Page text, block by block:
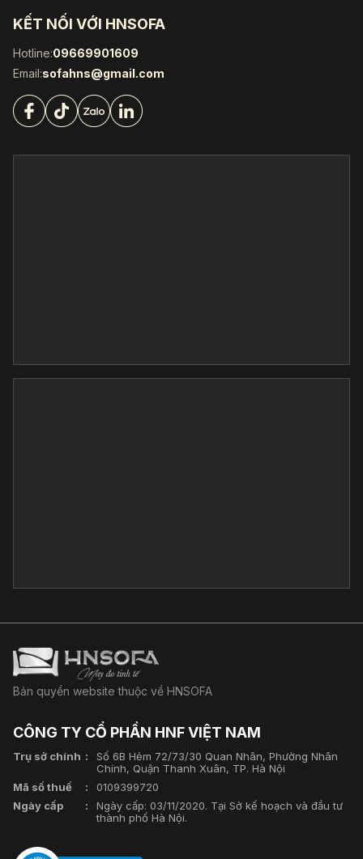
KẾT NỐI VỚI HNSOFA
Hotline:09669901609
Email:sofahns@gmail.com
Bản quyền website thuộc về HNSOFA
CÔNG TY CỔ PHẦN HNF VIỆT NAM
Trụ sở chính
Số 6B Hẻm 72/73/30 Quan Nhân, Phường Nhân
Chính, Quận Thanh Xuân, TP. Hà Nội
Mã số thuế
0109399720
Ngày cấp
Ngày cấp: 03/11/2020. Tại Sở kế hoạch và đầu tư
thành phố Hà Nội.